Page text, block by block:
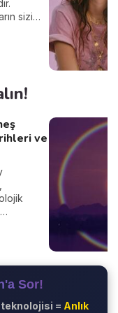
sizi
Tek
ve
nasıl
Sor!
= Anlık